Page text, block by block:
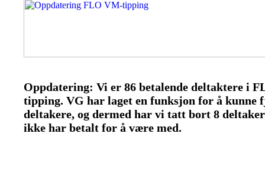
Oppdatering: Vi er 86 betalende deltaktere i
tipping. VG har laget en funksjon for å kunne
deltakere, og dermed har vi tatt bort 8
ikke har betalt for å være med.